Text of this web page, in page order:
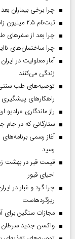
چرا برخی بیماران بعد
ثبت‌نام ۲.۵ میلیون زائر در سماح | عبور ۱.۷ میلیون نفر از مرز‌های اربعین
چرا بعد از سفرهای
چرا ساختمان‌های
زندگی می‌کنند
توصیه‌های طب سنتی
راهکارهای پیشگیری
راز ماندگاری
ستارگانی که در جام جهانی ۲۰۲۶
رسید
احیای قبور
چرا گرد و غبار در
ریزگردهاست
مجازات سنگین برای
واکسن جدید